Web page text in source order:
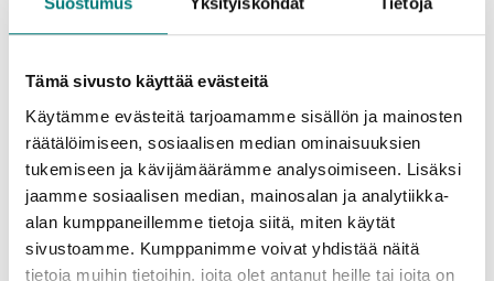
Tämä sivusto käyttää evästeitä
Käytämme evästeitä tarjoamamme sisällön ja mainosten
räätälöimiseen, sosiaalisen median ominaisuuksien
tukemiseen ja kävijämäärämme analysoimiseen. Lisäksi
jaamme sosiaalisen median, mainosalan ja analytiikka-
alan kumppaneillemme tietoja siitä, miten käytät
sivustoamme. Kumppanimme voivat yhdistää näitä
tietoja muihin tietoihin, joita olet antanut heille tai joita on
Kan man ha ett tillfälligt uppehåll i
sopkärlets tömning?